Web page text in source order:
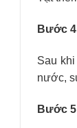
Bước
Sau
nước,
Bước